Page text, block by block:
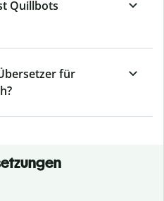
Quillbots
für